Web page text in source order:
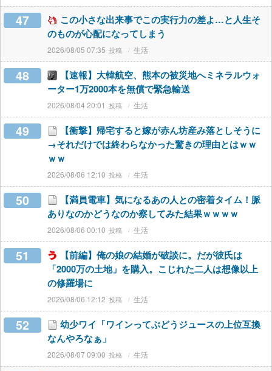
47
この小さな出来事でこの実行力の差よ…と人生そ
のものが心配になってしまう
2026/08/05 07:35 生活
48
【速報】大韓航空、熊本の被災地へミネラルウォ
ーター1万2000本を無償で緊急輸送
2026/08/04 20:01 生活
49
【衝撃】帰宅すると嫁が赤ん坊産み落としそうに
→それだけでは終わらなかった驚きの理由とはｗｗ
ｗｗ
2026/08/06 12:10 生活
50
【満員電車】気になるあの人との密着タイム！脈
ありなのかどうなのか察してみた結果ｗｗｗｗ
2026/08/06 00:10 生活
51
【前編】俺の娘の結婚が破談に。だが彼氏は
「2000万の土地」を購入。こじれた二人は想像以上
の修羅場に
2026/08/06 12:12 生活
52
幼少ワイ「ワインってぶどうジュースの上位互換
なんやろなぁ」
2026/08/07 09:00 生活